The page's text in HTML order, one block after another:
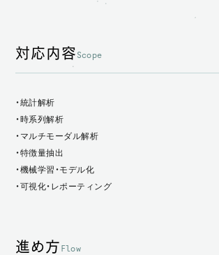
対応内容 Scope
・統計解析
・時系列解析
・マルチモーダル解析
・特徴量抽出
・機械学習・モデル化
・可視化・レポーティング
進め方 Flow